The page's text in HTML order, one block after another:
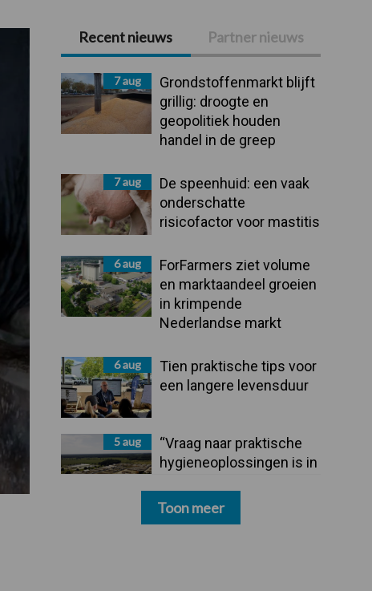
Primaire
Sidebar
Recent nieuws Partner nieuws
7 aug
Grondstoffenmarkt blijft
grillig: droogte en
geopolitiek houden
handel in de greep
7 aug
De speenhuid: een vaak
onderschatte
risicofactor voor mastitis
6 aug
ForFarmers ziet volume
en marktaandeel groeien
in krimpende
Nederlandse markt
6 aug
Tien praktische tips voor
een langere levensduur
5 aug
“Vraag naar praktische
hygieneoplossingen is in
Toon meer